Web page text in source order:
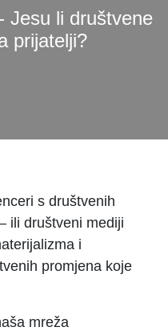
Jesu li društvene
prijatelji?
s društvenih
ili društveni mediji
i
promjena koje
mreža